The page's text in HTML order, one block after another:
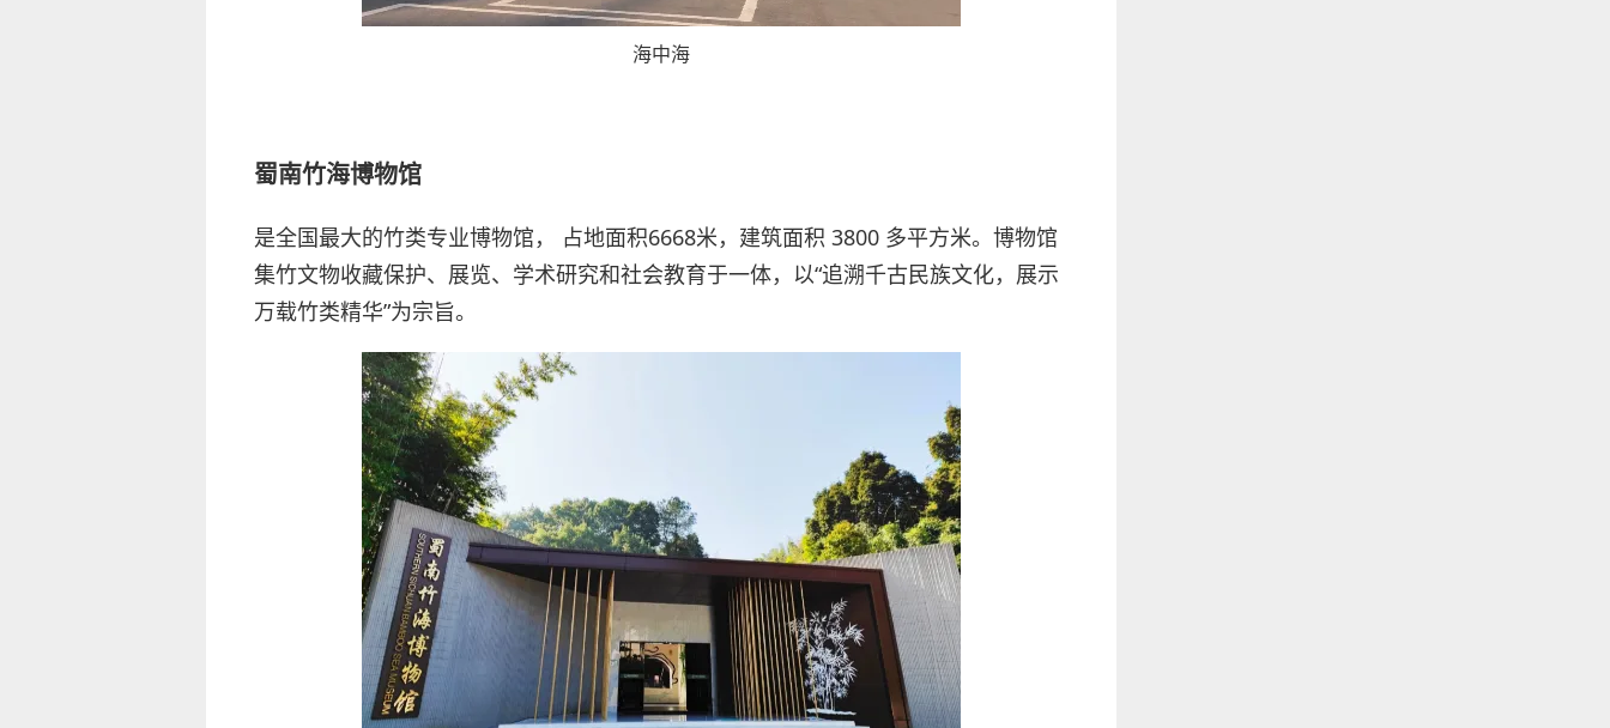
海中海
蜀南竹海博物馆
是全国最大的竹类专业博物馆， 占地面积6668米，建筑面积 3800 多平方米。博物馆
集竹文物收藏保护、展览、学术研究和社会教育于一体，以“追溯千古民族文化，展示
万载竹类精华”为宗旨。